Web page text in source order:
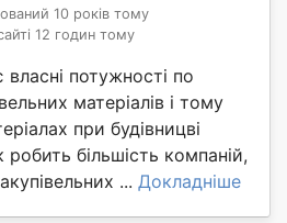
10 років тому
12 годин тому
потужності по
матеріалів і тому
при будівницві
більшість компаній,
... Докладніше